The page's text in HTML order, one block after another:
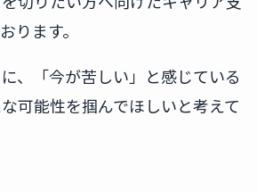
ります。
、「今が苦しい」と感じている
可能性を掴んでほしいと考えて